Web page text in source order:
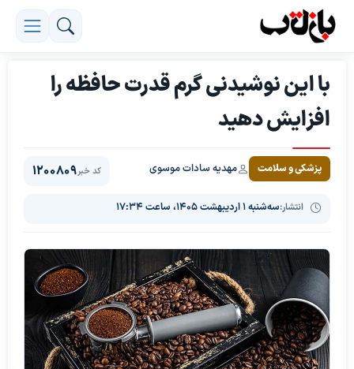
با این نوشیدنی گرم قدرت حافظه را
افزایش دهید
پزشکی و سلامت مهدیه سادات موسوی
انتشار:سه‌شنبه ۱ اردیبهشت ۱۴۰۵، ساعت ۱۷:۳۴
کد خبر1200809